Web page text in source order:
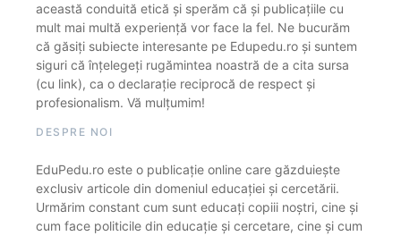
această conduită etică și sperăm că și publicațiile cu
mult mai multă experiență vor face la fel. Ne bucurăm
că găsiți subiecte interesante pe Edupedu.ro și suntem
siguri că înțelegeți rugămintea noastră de a cita sursa
(cu link), ca o declarație reciprocă de respect și
profesionalism. Vă mulțumim!
DESPRE NOI
EduPedu.ro este o publicație online care găzduiește
exclusiv articole din domeniul educației și cercetării.
Urmărim constant cum sunt educați copiii noștri, cine și
cum face politicile din educație și cercetare, cine și cum